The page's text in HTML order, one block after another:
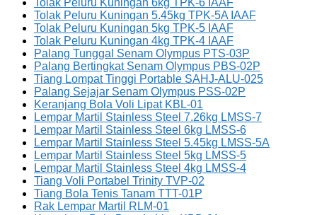
Tolak Peluru Kuningan 6kg TPK-6 IAAF
Tolak Peluru Kuningan 5.45kg TPK-5A IAAF
Tolak Peluru Kuningan 5kg TPK-5 IAAF
Tolak Peluru Kuningan 4kg TPK-4 IAAF
Palang Tunggal Senam Olympus PTS-03P
Palang Bertingkat Senam Olympus PBS-02P
Tiang Lompat Tinggi Portable SAHJ-ALU-025
Palang Sejajar Senam Olympus PSS-02P
Keranjang Bola Voli Lipat KBL-01
Lempar Martil Stainless Steel 7.26kg LMSS-7
Lempar Martil Stainless Steel 6kg LMSS-6
Lempar Martil Stainless Steel 5.45kg LMSS-5A
Lempar Martil Stainless Steel 5kg LMSS-5
Lempar Martil Stainless Steel 4kg LMSS-4
Tiang Voli Portabel Trinity TVP-02
Tiang Bola Tenis Tanam TTT-01P
Rak Lempar Martil RLM-01